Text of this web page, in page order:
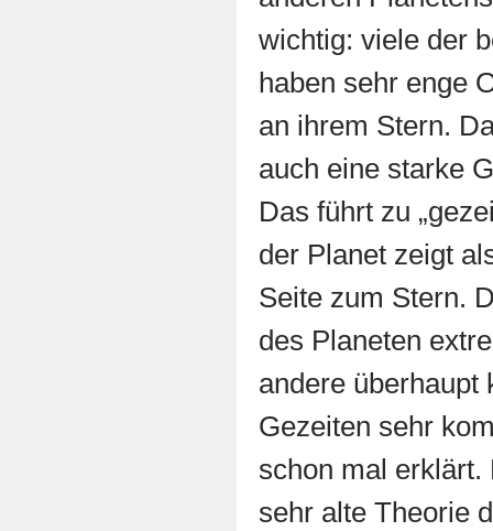
wichtig: viele der
haben sehr enge
an ihrem Stern.
auch eine starke
Das führt zu
der Planet zeigt
Seite zum Stern.
des Planeten
andere überhaupt
Gezeiten sehr
schon mal
sehr alte Theorie